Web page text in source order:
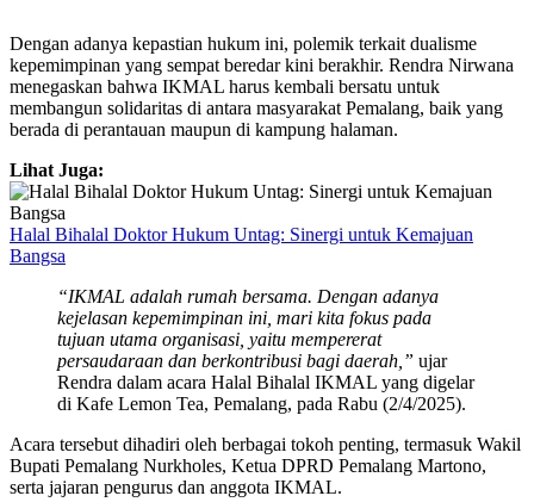
Dengan adanya kepastian hukum ini, polemik terkait dualisme
kepemimpinan yang sempat beredar kini berakhir. Rendra Nirwana
menegaskan bahwa IKMAL harus kembali bersatu untuk
membangun solidaritas di antara masyarakat Pemalang, baik yang
berada di perantauan maupun di kampung halaman.
Lihat Juga:
Halal Bihalal Doktor Hukum Untag: Sinergi untuk Kemajuan
Bangsa
“IKMAL adalah rumah bersama. Dengan adanya
kejelasan kepemimpinan ini, mari kita fokus pada
tujuan utama organisasi, yaitu mempererat
persaudaraan dan berkontribusi bagi daerah,” ujar
Rendra dalam acara Halal Bihalal IKMAL yang digelar
di Kafe Lemon Tea, Pemalang, pada Rabu (2/4/2025).
Acara tersebut dihadiri oleh berbagai tokoh penting, termasuk Wakil
Bupati Pemalang Nurkholes, Ketua DPRD Pemalang Martono,
serta jajaran pengurus dan anggota IKMAL.